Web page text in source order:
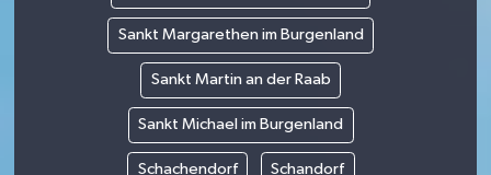
Sankt Margarethen im Burgenland
Sankt Martin an der Raab
Sankt Michael im Burgenland
Schachendorf Schandorf